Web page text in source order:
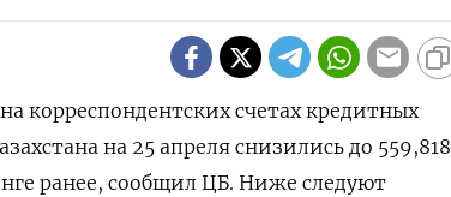
корреспондентских счетах кредитных
на 25 апреля снизились до 559,818
ранее, сообщил ЦБ. Ниже следуют